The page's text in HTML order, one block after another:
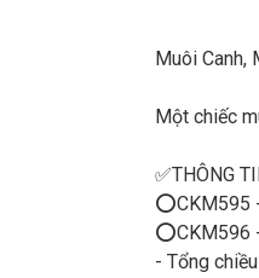
Muôi Canh,
Một chiếc
✅THÔNG
⭕CKM595
⭕CKM596
- Tổng